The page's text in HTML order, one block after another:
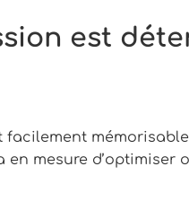
est
facilement
mesure d’optimiser